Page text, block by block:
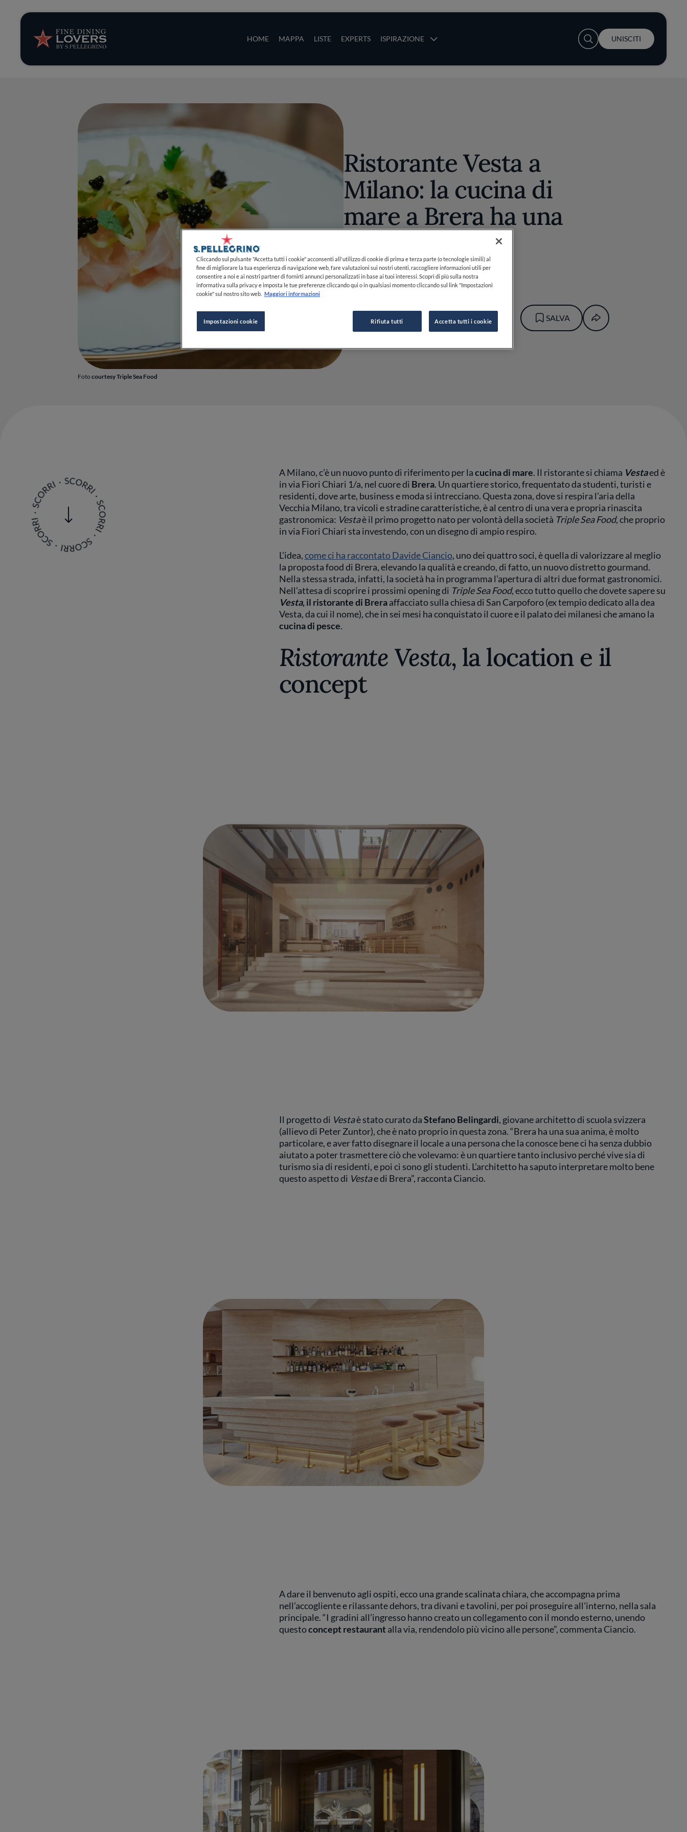
HOME MAPPA LISTE EXPERTS ISPIRAZIONE
Storie e tendenze
Ricette
Trucchi e consigli
Serie
User account menu
UNISCITI
Foto courtesy Triple Sea Food
Ristorante Vesta a
Milano: la cucina di
mare a Brera ha una
31 MAR 2023
DAMARIAROSARIA BRUNO
GIORNALISTA
SALVA
A Milano, c’è un nuovo punto di riferimento per lacucina di mare. Il ristorante si chiama Vestaed è
in via Fiori Chiari 1/a, nel cuore di Brera. Un quartiere storico, frequentato da studenti, turisti e
residenti, dove arte, business e moda si intrecciano. Questa zona, dove si respira l’aria della
Vecchia Milano, tra vicoli e stradine caratteristiche, è al centro di una vera e propria rinascita
gastronomica: Vestaè il primo progetto nato per volontà della società Triple Sea Food, che proprio
in via Fiori Chiari sta investendo, con un disegno di ampio respiro.
L’idea,come ci ha raccontato Davide Ciancio, uno dei quattro soci, è quella di valorizzare al meglio
la proposta food di Brera, elevando la qualità e creando, di fatto, un nuovo distretto gourmand.
Nella stessa strada, infatti, la società ha in programma l’apertura di altri due format gastronomici.
Nell’attesa di scoprire i prossimi opening di Triple Sea Food, ecco tutto quello che dovete sapere su
Vesta, il ristorante di Breraaffacciato sulla chiesa di San Carpoforo (ex tempio dedicato alla dea
Vesta, da cui il nome), che in sei mesi ha conquistato il cuore e il palato dei milanesi che amano la
cucina di pesce.
Ristorante Vesta, la location e il
concept
Il progetto di Vestaè stato curato daStefano Belingardi, giovane architetto di scuola svizzera
(allievo di Peter Zuntor), che è nato proprio in questa zona. “Brera ha una sua anima, è molto
particolare, e aver fatto disegnare il locale a una persona che la conosce bene ci ha senza dubbio
aiutato a poter trasmettere ciò che volevamo: è un quartiere tanto inclusivo perché vive sia di
turismo sia di residenti, e poi ci sono gli studenti. L’architetto ha saputo interpretare molto bene
questo aspetto di Vestae di Brera”, racconta Ciancio.
A dare il benvenuto agli ospiti, ecco una grande scalinata chiara, che accompagna prima
nell’accogliente e rilassante dehors, tra divani e tavolini, per poi proseguire all'interno, nella sala
principale. “I gradini all’ingresso hanno creato un collegamento con il mondo esterno, unendo
questoconcept restaurantalla via, rendendolo più vicino alle persone”, commenta Ciancio.
Cliccando sul pulsante "Accetta tutti i cookie" acconsenti all'utilizzo di cookie di prima e terza parte (o tecnologie simili) al
fine di migliorare la tua esperienza di navigazione web, fare valutazioni sui nostri utenti, raccogliere informazioni utili per
consentire a noi e ai nostri partner di fornirti annunci personalizzati in base ai tuoi interessi. Scopri di più sulla nostra
informativa sulla privacy e imposta le tue preferenze cliccando qui o in qualsiasi momento cliccando sul link "Impostazioni
cookie" sul nostro sito web. Maggiori informazioni
Impostazioni cookie Rifiuta tutti Accetta tutti i cookie